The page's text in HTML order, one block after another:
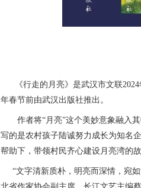
《行走的月亮》是武汉市文联
年春节前由武汉出版社推出。
作者将“月亮”这个美妙意象融入其
写的是农村孩子陆诚努力成长为知名
帮助下，带领村民齐心建设月亮湾的故
“文字清新质朴，明亮而深情，宛如